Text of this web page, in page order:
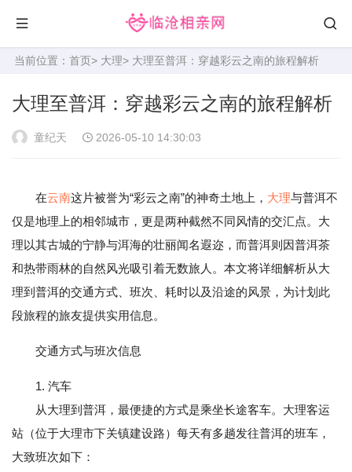
当前位置： 首页> 大理> 大理至普洱：穿越彩云之南的旅程解析
大理至普洱：穿越彩云之南的旅程解析
童纪天 2026-05-10 14:30:03
在云南这片被誉为“彩云之南”的神奇土地上， 大理与普洱不
仅是地理上的相邻城市，更是两种截然不同风情的交汇点。大
理以其古城的宁静与洱海的壮丽闻名遐迩，而普洱则因普洱茶
和热带雨林的自然风光吸引着无数旅人。本文将详细解析从大
理到普洱的交通方式、班次、耗时以及沿途的风景，为计划此
段旅程的旅友提供实用信息。
交通方式与班次信息
1. 汽车
从大理到普洱，最便捷的方式是乘坐长途客车。大理客运
站（位于大理市下关镇建设路）每天有多趟发往普洱的班车，
大致班次如下：